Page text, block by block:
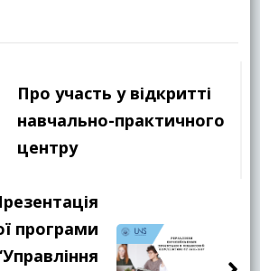
Про участь у відкритті
навчально-практичного
центру
програми